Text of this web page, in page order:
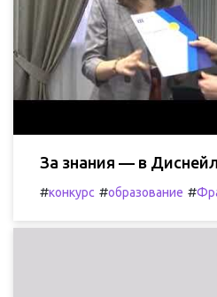
За знания — в
#конкурс #образование #